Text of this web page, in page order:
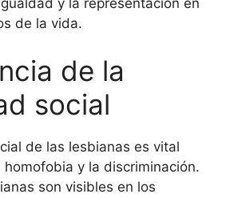
de la vida.
de la
social
de las lesbianas es vital
y la discriminación.
son visibles en los